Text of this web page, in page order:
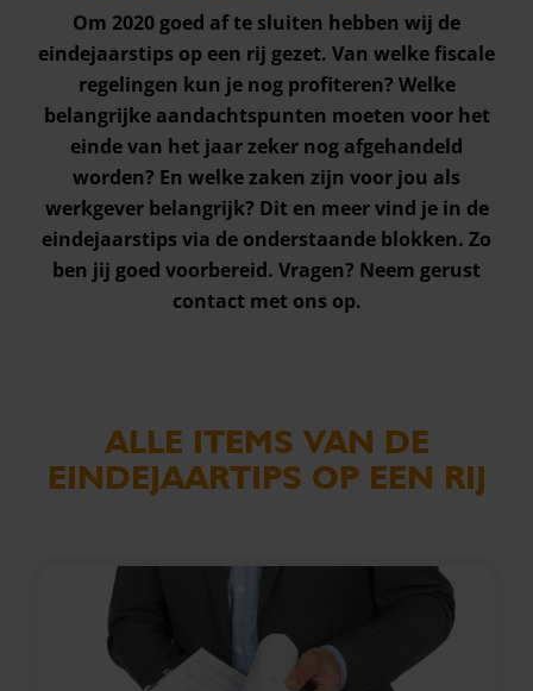
Om 2020 goed af te sluiten hebben wij de
eindejaarstips op een rij gezet. Van welke fiscale
regelingen kun je nog profiteren? Welke
belangrijke aandachtspunten moeten voor het
einde van het jaar zeker nog afgehandeld
worden? En welke zaken zijn voor jou als
werkgever belangrijk? Dit en meer vind je in de
eindejaarstips via de onderstaande blokken. Zo
ben jij goed voorbereid. Vragen? Neem gerust
contactmet ons op.
ALLE ITEMS VAN DE
EINDEJAARTIPS OP EEN RIJ